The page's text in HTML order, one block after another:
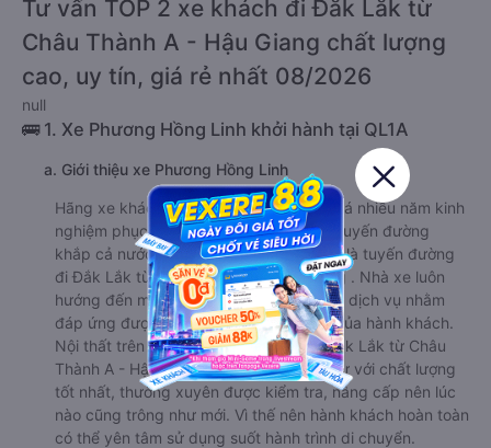
Tư vấn TOP 2 xe khách đi Đắk Lắk từ
Châu Thành A - Hậu Giang chất lượng
cao, uy tín, giá rẻ nhất 08/2026
null
🚌 1. Xe Phương Hồng Linh khởi hành tại QL1A
a. Giới thiệu xe Phương Hồng Linh
Hãng xe khách Phương Hồng Linh có khá nhiều năm kinh
nghiệm phục vụ hành khách trên nhiều tuyến đường
khắp cả nước. Trong số đó, nổi bật nhất là tuyến đường
đi Đắk Lắk từ Châu Thành A - Hậu Giang . Nhà xe luôn
hướng đến mục tiêu cải thiện chất lượng dịch vụ nhằm
đáp ứng được nhu cầu ngày càng cao của hành khách.
Nội thất trên xe Phương Hồng Linh đi Đắk Lắk từ Châu
Thành A - Hậu Giang được nhà xe đầu tư với chất lượng
tốt nhất, thường xuyên được kiểm tra, nâng cấp nên lúc
nào cũng trông như mới. Vì thế nên hành khách hoàn toàn
có thể yên tâm sử dụng suốt hành trình di chuyển.